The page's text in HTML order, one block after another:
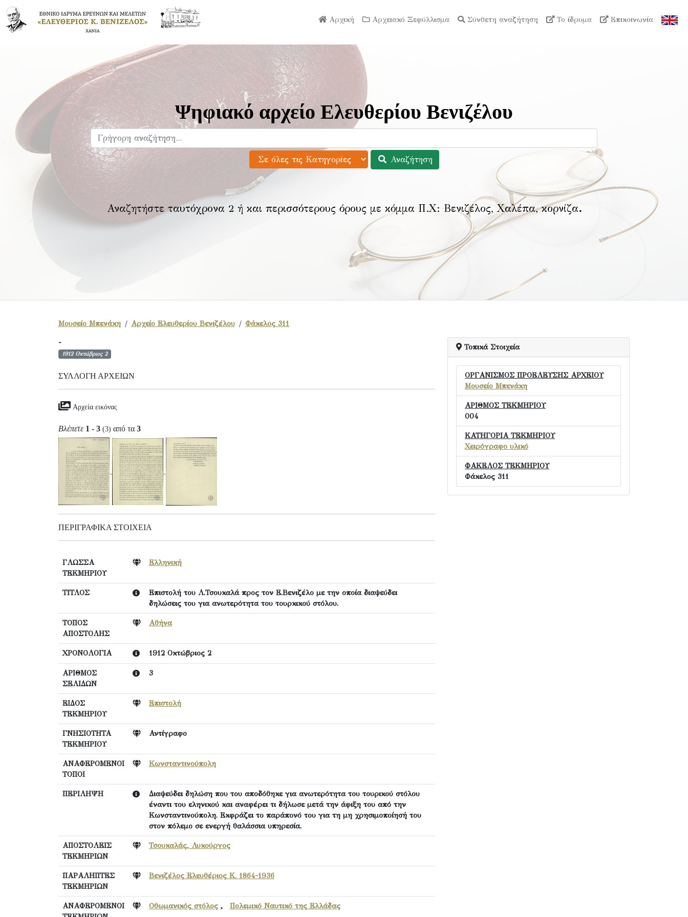
Αρχική Αρχειακό Ξεφύλλισμα Σύνθετη αναζήτηση Το ίδρυμα Επικοινωνία
Ψηφιακό αρχείο Ελευθερίου Βενιζέλου
Αναζήτηση
Αναζητήστε ταυτόχρονα 2 ή και περισσότερους όρους με κόμμα Π.Χ: Βενιζέλος, Χαλέπα, κορνίζα.
Μουσείο Μπενάκη Αρχείο Ελευθερίου Βενιζέλου Φάκελος 311
-
1912 Οκτώβριος 2
ΣΥΛΛΟΓΉ ΑΡΧΕΊΩΝ
Αρχεία εικόνας
Βλέπετε 1 - 3 (3) από τα 3
ΠΕΡΙΓΡΑΦΙΚΆ ΣΤΟΙΧΕΊΑ
ΓΛΩΣΣΑ
ΤΕΚΜΗΡΙΟΥ
Ελληνική
ΤΙΤΛΟΣ
Επιστολή του Λ.Τσουκαλά προς τον Ε.Βενιζέλο με την οποία διαψεύδει
δηλώσεις του για ανωτερότητα του τουρκικού στόλου.
ΤΟΠΟΣ
ΑΠΟΣΤΟΛΗΣ
Αθήνα
ΧΡΟΝΟΛΟΓΙΑ 1912 Οκτώβριος 2
ΑΡΙΘΜΟΣ
ΣΕΛΙΔΩΝ
3
ΕΙΔΟΣ
ΤΕΚΜΗΡΙΟΥ
Επιστολή
ΓΝΗΣΙΟΤΗΤΑ
ΤΕΚΜΗΡΙΟΥ
Αντίγραφο
ΑΝΑΦΕΡΟΜΕΝΟΙ
ΤΟΠΟΙ
Κωνσταντινούπολη
ΠΕΡΙΛΗΨΗ
Διαψεύδει δηλώση που του αποδόθηκε για ανωτερότητα του τουρικού στόλου
έναντι του εληνικού και αναφέρει τι δήλωσε μετά την άφιξη του από την
Κωνσταντινούπολη. Εκφράζει το παράπονό του για τη μη χρησιμοποίησή του
στον πόλεμο σε ενεργή θαλάσσια υπηρεσία.
ΑΠΟΣΤΟΛΕΙΣ
ΤΕΚΜΗΡΙΩΝ
Τσουκαλάς, Λυκούργος
ΠΑΡΑΛΗΠΤΕΣ
ΤΕΚΜΗΡΙΩΝ
Βενιζέλος Ελευθέριος Κ. 1864-1936
ΑΝΑΦΕΡΟΜΕΝΟΙ
Οθωμανικός στόλος , Πολεμικό Ναυτικό της Ελλάδας
Τοπικά Στοιχεία
ΟΡΓΑΝΙΣΜΟΣ ΠΡΟΕΛΕΥΣΗΣ ΑΡΧΕΙΟΥ
Μουσείο Μπενάκη
ΑΡΙΘΜΟΣ ΤΕΚΜΗΡΙΟΥ
004
ΚΑΤΗΓΟΡΙΑ ΤΕΚΜΗΡΙΟΥ
Χειρόγραφο υλικό
ΦΑΚΕΛΟΣ ΤΕΚΜΗΡΙΟΥ
Φάκελος 311